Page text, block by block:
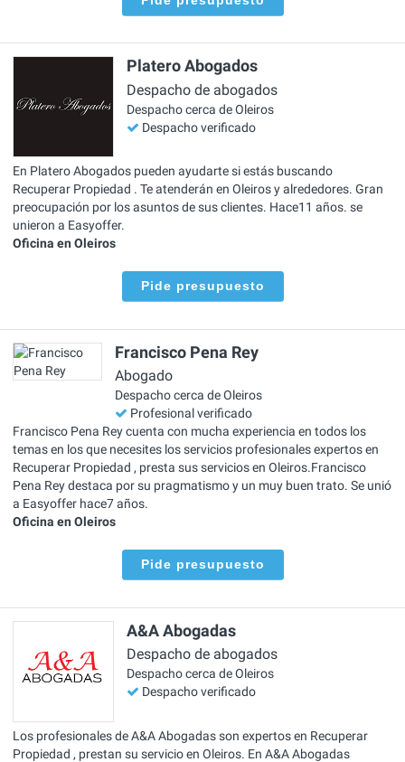
Platero Abogados
Despacho de abogados
Despacho cerca de Oleiros
Despacho verificado
En Platero Abogados pueden ayudarte si estás buscando
Recuperar Propiedad . Te atenderán en Oleiros y alrededores. Gran
preocupación por los asuntos de sus clientes. Hace11 años. se
unieron a Easyoffer.
Oficina en Oleiros
Pide presupuesto
Francisco Pena Rey
Abogado
Despacho cerca de Oleiros
Profesional verificado
Francisco Pena Rey cuenta con mucha experiencia en todos los
temas en los que necesites los servicios profesionales expertos en
Recuperar Propiedad , presta sus servicios en Oleiros.Francisco
Pena Rey destaca por su pragmatismo y un muy buen trato. Se unió
a Easyoffer hace7 años.
Oficina en Oleiros
Pide presupuesto
A&A Abogadas
Despacho de abogados
Despacho cerca de Oleiros
Despacho verificado
Los profesionales de A&A Abogadas son expertos en Recuperar
Propiedad , prestan su servicio en Oleiros. En A&A Abogadas